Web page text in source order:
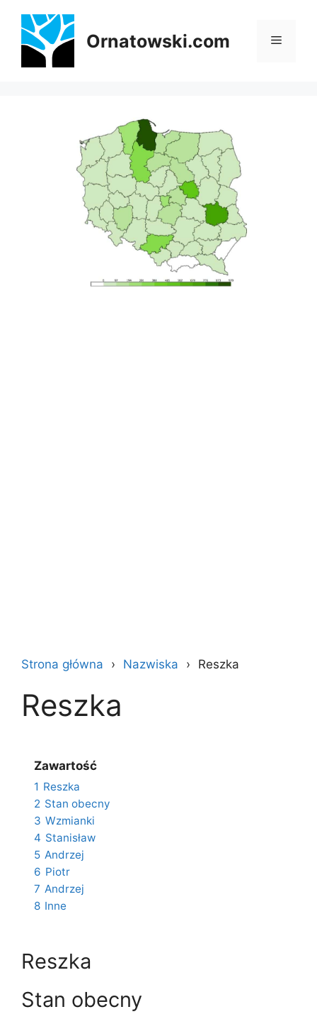
treści
Ornatowski.com Menu
Strona główna Nazwiska Reszka
Reszka
Zawartość
1 Reszka
2 Stan obecny
3 Wzmianki
4 Stanisław
5 Andrzej
6 Piotr
7 Andrzej
8 Inne
Reszka
Stan obecny